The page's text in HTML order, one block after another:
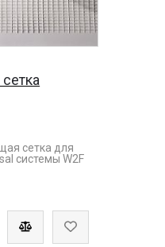
сетка для
cистемы W2F